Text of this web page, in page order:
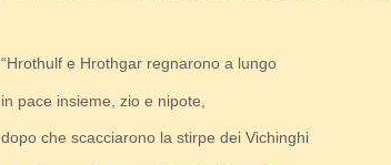
“Hrothulf e Hrothgar regnarono a lungo
in pace insieme, zio e nipote,
dopo che scacciarono la stirpe dei Vichinghi